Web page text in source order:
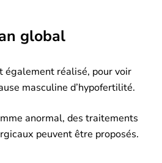
global
également réalisé, pour voir
masculine d’hypofertilité.
anormal, des traitements
peuvent être proposés.